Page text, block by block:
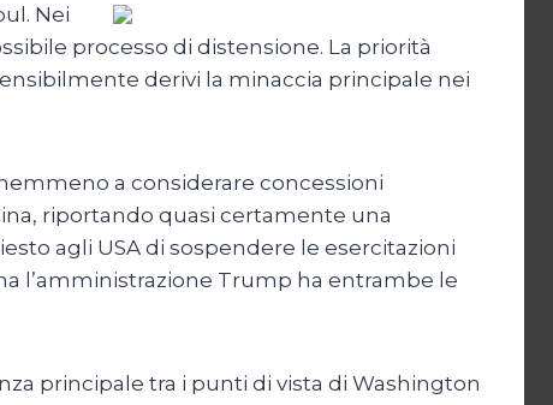
Nei
processo di distensione. La priorità
derivi la minaccia principale nei
a considerare concessioni
riportando quasi certamente una
agli USA di sospendere le esercitazioni
l’amministrazione Trump ha entrambe le
principale tra i punti di vista di Washington